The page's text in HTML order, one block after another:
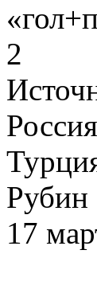
2
Рубин
17